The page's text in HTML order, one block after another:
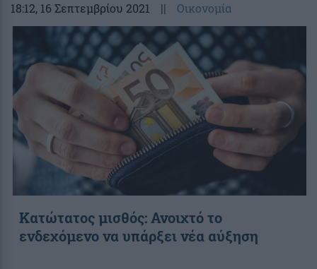
18:12, 16 Σεπτεμβρίου 2021 || Οικονομία
Κατώτατος μισθός: Ανοιχτό το
ενδεχόμενο να υπάρξει νέα αύξηση